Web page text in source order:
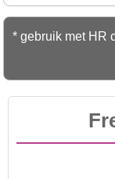
* gebruik met HR